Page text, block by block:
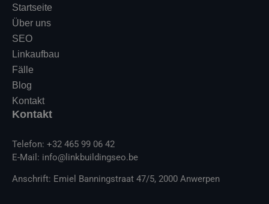
Startseite
Über uns
SEO
Linkaufbau
Fälle
Blog
Kontakt
Kontakt
Telefon: +32 465 99 06 42
E-Mail: info@linkbuildingseo.be
Anschrift: Emiel Banningstraat 47/5, 2000 Anwerpen